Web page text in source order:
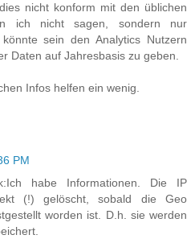
nicht konform mit den üblichen
ich nicht sagen, sondern nur
sein den Analytics Nutzern
Daten auf Jahresbasis zu geben.
Infos helfen ein wenig.
PM
habe Informationen. Die IP
(!) gelöscht, sobald die Geo
worden ist. D.h. sie werden